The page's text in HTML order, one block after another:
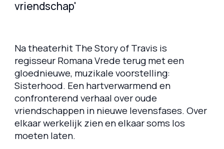
vriendschap'
Na theaterhitThe Story of Travis is
regisseur Romana Vrede terug met een
gloednieuwe, muzikale voorstelling:
Sisterhood. Een hartverwarmend en
confronterend verhaal over oude
vriendschappen in nieuwe levensfases. Over
elkaar werkelijk zien en elkaar soms los
moeten laten.